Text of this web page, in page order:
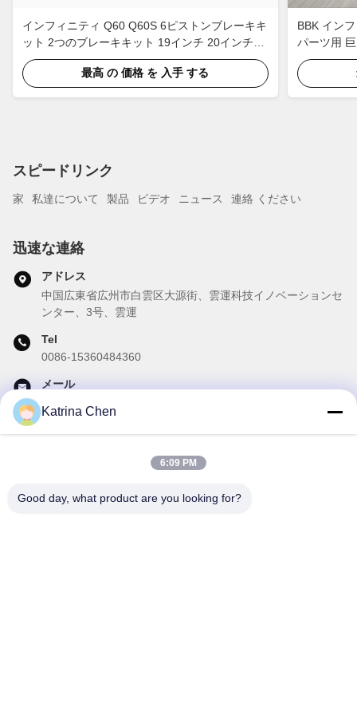
インフィニティ Q60 Q60S 6ピストンブレーキキ
ット 2つのブレーキキット 19インチ 20インチホ
イール 405*34mm 378*32mmローター
最高 の 価格 を 入手 する
BBK イン
パーツ用
405*34mm
スピードリンク
家 私達について 製品 ビデオ ニュース 連絡 ください
迅速な連絡
アドレス
中国広東省広州市白雲区大源街、雲運科技イノベーションセ
ンター、3号、雲運
Tel
0086-15360484360
メール
ニュースレターへの購読は,割引などで可能です.
Katrina Chen
6:09 PM
Good day, what product are you looking for?